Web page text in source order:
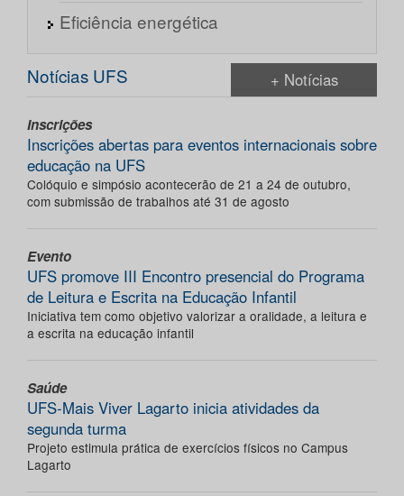
Eficiência energética
Notícias UFS + Notícias
Inscrições
Inscrições abertas para eventos internacionais sobre
educação na UFS
Colóquio e simpósio acontecerão de 21 a 24 de outubro,
com submissão de trabalhos até 31 de agosto
Evento
UFS promove III Encontro presencial do Programa
de Leitura e Escrita na Educação Infantil
Iniciativa tem como objetivo valorizar a oralidade, a leitura e
a escrita na educação infantil
Saúde
UFS-Mais Viver Lagarto inicia atividades da
segunda turma
Projeto estimula prática de exercícios físicos no Campus
Lagarto